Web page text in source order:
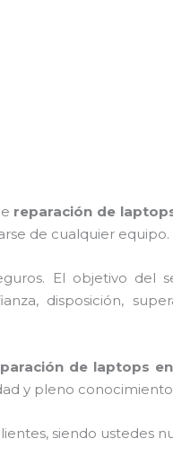
reparación de
de cualquier equipo.
El objetivo del
disposición,
de laptops
y pleno
siendo ustedes